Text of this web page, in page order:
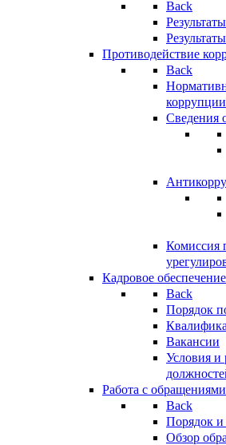
Back
Противодействие
Back
коррупции
Сведения
Комиссия
Кадровое обеспечение
Back
Порядок
Вакансии
Условия и
Работа с обращениями
Back
Порядок и
Обзор